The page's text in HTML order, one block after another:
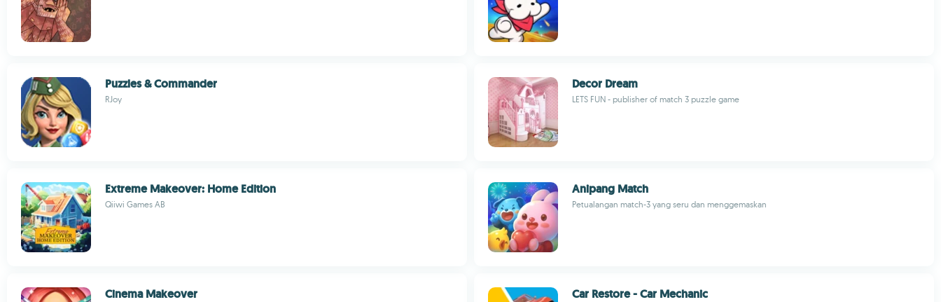
Puzzles & Commander
RJoy
Decor Dream
LETS FUN - publisher of match 3 puzzle game
Extreme Makeover: Home Edition
Qiiwi Games AB
Anipang Match
Petualangan match-3 yang seru dan menggemaskan
Cinema Makeover Car Restore - Car Mechanic